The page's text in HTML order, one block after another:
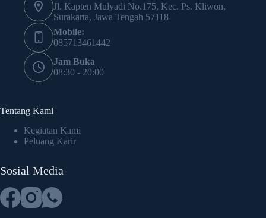
Jl. Kapten Mulyadi No.175, Kec. Ps. Kliwon,
Surakarta, Jawa Tengah 57118
Mobile:
085713461442
Jam Buka
08:30 - 20:00
Tentang Kami
Kegiatan Kami
Peluang Karir
Sosial Media